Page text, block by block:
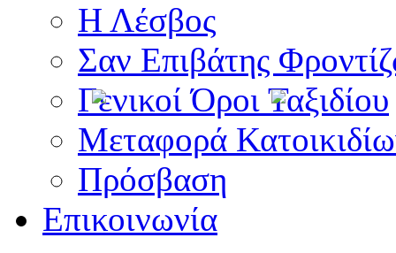
Η Λέσβος
Σαν Επιβάτης
Γενικοί Όροι Ταξιδίου
Μεταφορά
Πρόσβαση
Επικοινωνία